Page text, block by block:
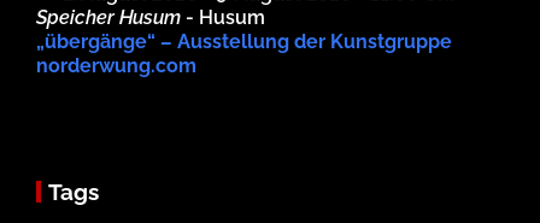
Speicher Husum - Husum
„übergänge“ – Ausstellung der Kunstgruppe
norderwung.com
Tags